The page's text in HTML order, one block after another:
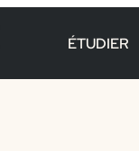
ÉTUDIER